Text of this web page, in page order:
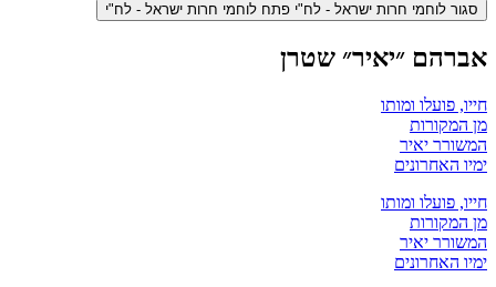
סגור לוחמי חרות ישראל - לח"י פתח לוחמי חרות ישראל - לח"י
אברהם ״יאיר״ שטרן
חייו, פועלו ומותו
מן המקורות
המשורר יאיר
ימיו האחרונים
חייו, פועלו ומותו
מן המקורות
המשורר יאיר
ימיו האחרונים